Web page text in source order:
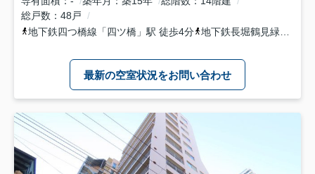
総戸数
48戸
地下鉄四つ橋線 「四ツ橋 」駅 徒歩4分 地下鉄長堀鶴見緑地
最新の空室状況をお問い合わせ